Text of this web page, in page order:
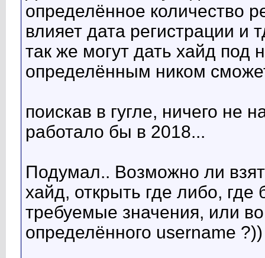
определённое количество
влияет дата регистрации и
так же могут дать хайд под
определённым ником
поискав в гугле, ничего не
работало бы в 2018...
Подумал.. Возможно ли
хайд, открыть где либо,
требуемые значения, или
определённого username ?))